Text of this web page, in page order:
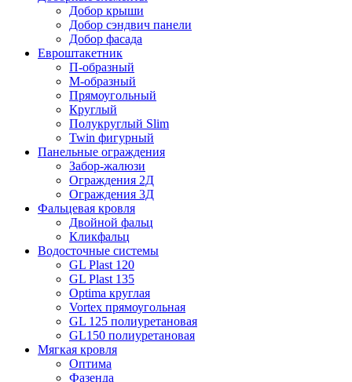
Добор крыши
Добор сэндвич панели
Добор фасада
Евроштакетник
П-образный
М-образный
Прямоугольный
Круглый
Полукруглый Slim
Twin фигурный
Панельные ограждения
Забор-жалюзи
Ограждения 2Д
Ограждения 3Д
Фальцевая кровля
Двойной фальц
Кликфальц
Водосточные системы
GL Plast 120
GL Plast 135
Optima круглая
Vortex прямоугольная
GL 125 полиуретановая
GL150 полиуретановая
Мягкая кровля
Оптима
Фазенда